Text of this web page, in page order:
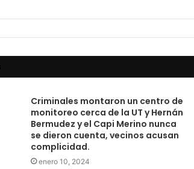
Criminales montaron un centro de
monitoreo cerca de la UT y Hernán
Bermudez y el Capi Merino nunca
se dieron cuenta, vecinos acusan
complicidad.
enero 10, 2024